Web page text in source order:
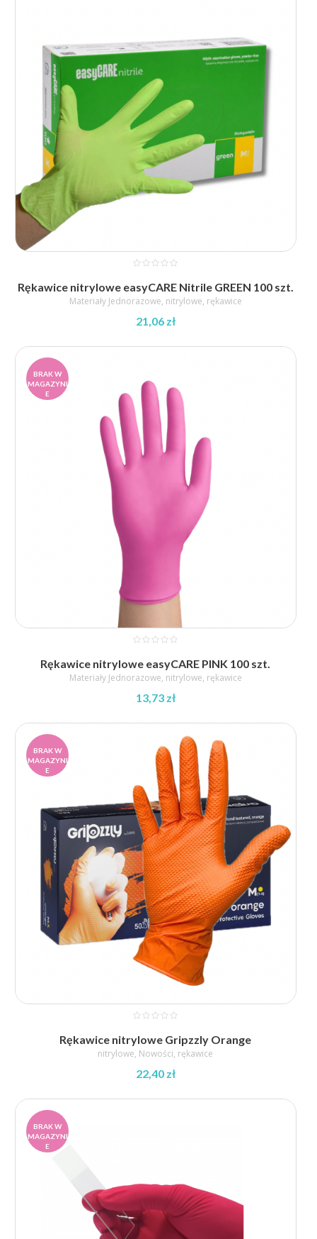
Rękawice nitrylowe easyCARE Nitrile GREEN 100 szt.
Materiały Jednorazowe, nitrylowe, rękawice
21,06 zł
BRAK W
MAGAZYNI
E
Rękawice nitrylowe easyCARE PINK 100 szt.
Materiały Jednorazowe, nitrylowe, rękawice
13,73 zł
BRAK W
MAGAZYNI
E
Rękawice nitrylowe Gripzzly Orange
nitrylowe, Nowości, rękawice
22,40 zł
BRAK W
MAGAZYNI
E